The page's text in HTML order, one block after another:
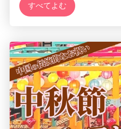
すべてよむ